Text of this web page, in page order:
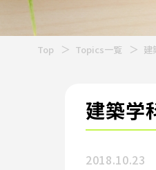
Top Topics一覧
建築
2018.10.23